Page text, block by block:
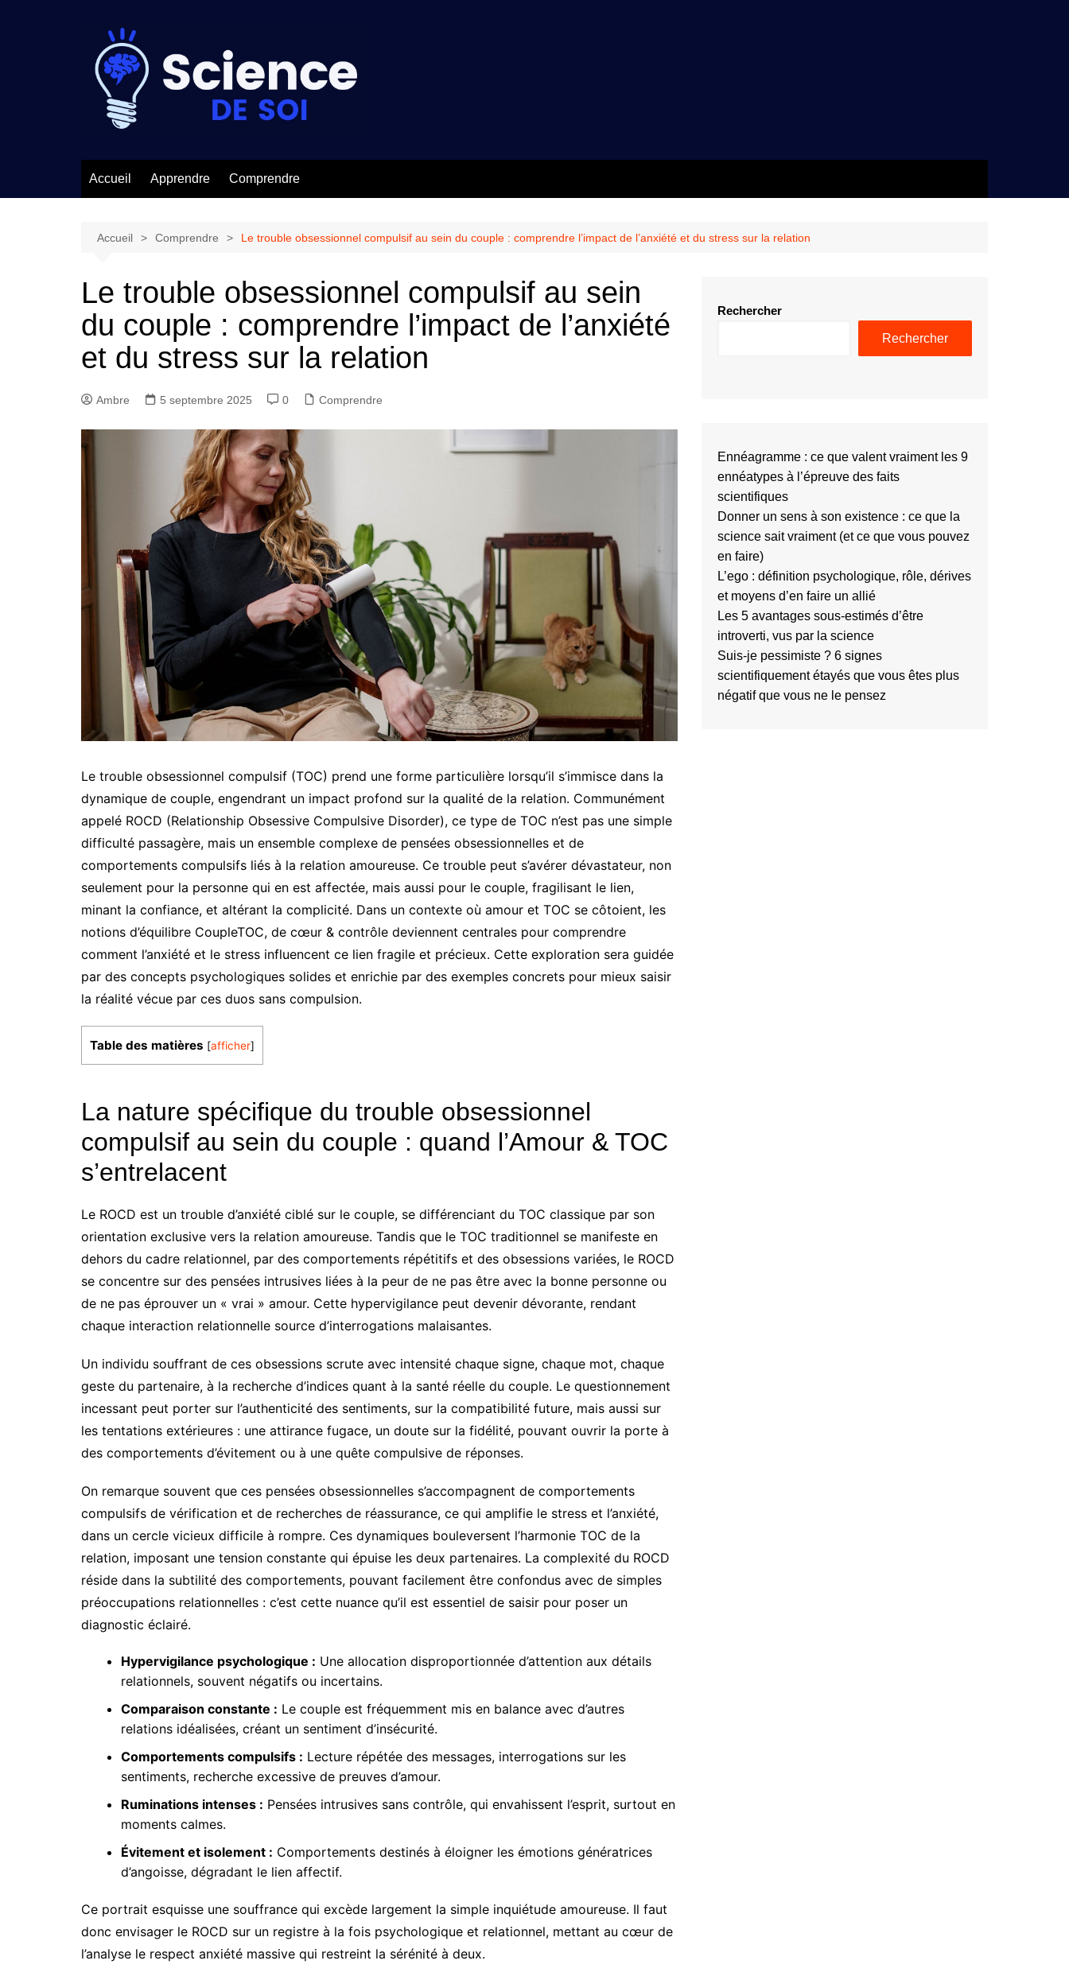
Accueil Apprendre Comprendre
Accueil Comprendre Le trouble obsessionnel compulsif au sein du couple : comprendre l’impact de l’anxiété et du stress sur la relation
Le trouble obsessionnel compulsif au sein
du couple : comprendre l’impact de l’anxiété
et du stress sur la relation
Ambre 5 septembre 2025 0 Comprendre
Le trouble obsessionnel compulsif (TOC) prend une forme particulière lorsqu’il s’immisce dans la
dynamique de couple, engendrant un impact profond sur la qualité de la relation. Communément
appelé ROCD (Relationship Obsessive Compulsive Disorder), ce type de TOC n’est pas une simple
difficulté passagère, mais un ensemble complexe de pensées obsessionnelles et de
comportements compulsifs liés à la relation amoureuse. Ce trouble peut s’avérer dévastateur, non
seulement pour la personne qui en est affectée, mais aussi pour le couple, fragilisant le lien,
minant la confiance, et altérant la complicité. Dans un contexte où amour et TOC se côtoient, les
notions d’équilibre CoupleTOC, de cœur & contrôle deviennent centrales pour comprendre
comment l’anxiété et le stress influencent ce lien fragile et précieux. Cette exploration sera guidée
par des concepts psychologiques solides et enrichie par des exemples concrets pour mieux saisir
la réalité vécue par ces duos sans compulsion.
Table des matières [afficher]
La nature spécifique du trouble obsessionnel
compulsif au sein du couple : quand l’Amour & TOC
s’entrelacent
Le ROCD est un trouble d’anxiété ciblé sur le couple, se différenciant du TOC classique par son
orientation exclusive vers la relation amoureuse. Tandis que le TOC traditionnel se manifeste en
dehors du cadre relationnel, par des comportements répétitifs et des obsessions variées, le ROCD
se concentre sur des pensées intrusives liées à la peur de ne pas être avec la bonne personne ou
de ne pas éprouver un « vrai » amour. Cette hypervigilance peut devenir dévorante, rendant
chaque interaction relationnelle source d’interrogations malaisantes.
Un individu souffrant de ces obsessions scrute avec intensité chaque signe, chaque mot, chaque
geste du partenaire, à la recherche d’indices quant à la santé réelle du couple. Le questionnement
incessant peut porter sur l’authenticité des sentiments, sur la compatibilité future, mais aussi sur
les tentations extérieures : une attirance fugace, un doute sur la fidélité, pouvant ouvrir la porte à
des comportements d’évitement ou à une quête compulsive de réponses.
On remarque souvent que ces pensées obsessionnelles s’accompagnent de comportements
compulsifs de vérification et de recherches de réassurance, ce qui amplifie le stress et l’anxiété,
dans un cercle vicieux difficile à rompre. Ces dynamiques bouleversent l’harmonie TOC de la
relation, imposant une tension constante qui épuise les deux partenaires. La complexité du ROCD
réside dans la subtilité des comportements, pouvant facilement être confondus avec de simples
préoccupations relationnelles : c’est cette nuance qu’il est essentiel de saisir pour poser un
diagnostic éclairé.
Hypervigilance psychologique : Une allocation disproportionnée d’attention aux détails
relationnels, souvent négatifs ou incertains.
Comparaison constante : Le couple est fréquemment mis en balance avec d’autres
relations idéalisées, créant un sentiment d’insécurité.
Comportements compulsifs : Lecture répétée des messages, interrogations sur les
sentiments, recherche excessive de preuves d’amour.
Ruminations intenses : Pensées intrusives sans contrôle, qui envahissent l’esprit, surtout en
moments calmes.
Évitement et isolement : Comportements destinés à éloigner les émotions génératrices
d’angoisse, dégradant le lien affectif.
Ce portrait esquisse une souffrance qui excède largement la simple inquiétude amoureuse. Il faut
donc envisager le ROCD sur un registre à la fois psychologique et relationnel, mettant au cœur de
l’analyse le respect anxiété massive qui restreint la sérénité à deux.
Rechercher
Rechercher
Ennéagramme : ce que valent vraiment les 9
ennéatypes à l’épreuve des faits
scientifiques
Donner un sens à son existence : ce que la
science sait vraiment (et ce que vous pouvez
en faire)
L’ego : définition psychologique, rôle, dérives
et moyens d’en faire un allié
Les 5 avantages sous-estimés d’être
introverti, vus par la science
Suis-je pessimiste ? 6 signes
scientifiquement étayés que vous êtes plus
négatif que vous ne le pensez